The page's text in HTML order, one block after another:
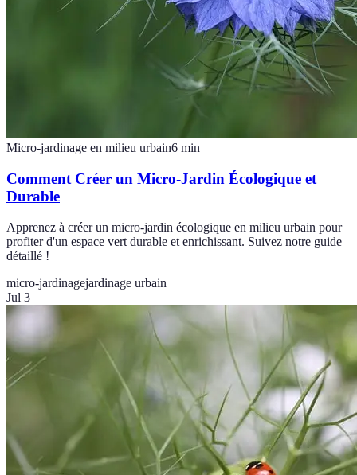
Micro-jardinage en milieu urbain6 min
Comment Créer un Micro-Jardin Écologique et
Durable
Apprenez à créer un micro-jardin écologique en milieu urbain pour
profiter d'un espace vert durable et enrichissant. Suivez notre guide
détaillé !
micro-jardinagejardinage urbain
Jul 3